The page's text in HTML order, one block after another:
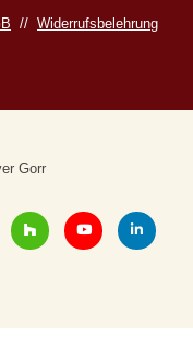
// Widerrufsbelehrung
Gorr